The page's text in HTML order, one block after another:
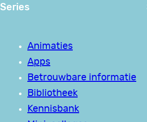
Series
Animaties
Apps
Betrouwbare informatie
Bibliotheek
Kennisbank